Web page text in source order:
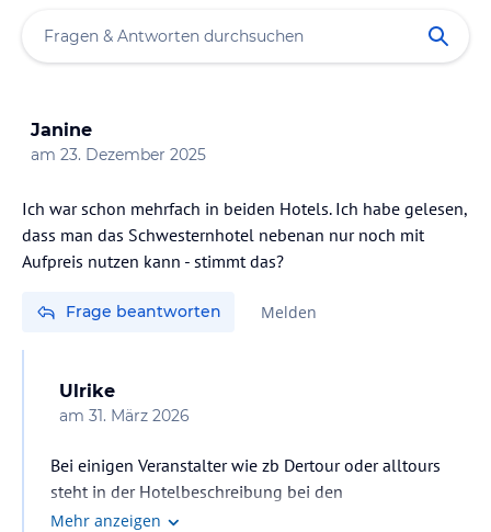
Janine
am 23. Dezember 2025
Ich war schon mehrfach in beiden Hotels. Ich habe gelesen,
dass man das Schwesternhotel nebenan nur noch mit
Aufpreis nutzen kann - stimmt das?
Frage beantworten Melden
Ulrike
am 31. März 2026
Bei einigen Veranstalter wie zb Dertour oder alltours
steht in der Hotelbeschreibung bei den
Angebotsdetails, dass die Einrichtungen des
Mehr anzeigen